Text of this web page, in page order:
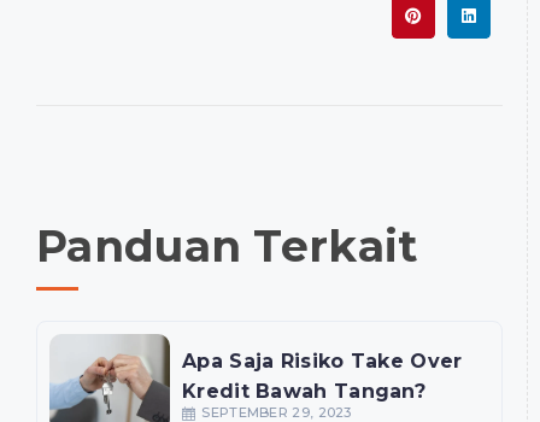
Panduan Terkait
Apa Saja Risiko Take Over
Kredit Bawah Tangan?
SEPTEMBER 29, 2023